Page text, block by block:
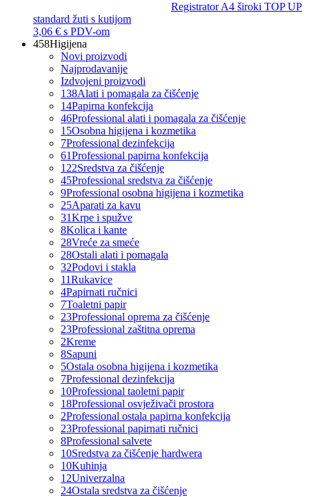
Registrator A4 široki TOP UP
standard žuti s kutijom
3,06 € s PDV-om
458Higijena
Novi proizvodi
Najprodavanije
Izdvojeni proizvodi
138Alati i pomagala za čišćenje
14Papirna konfekcija
46Professional alati i pomagala za čišćenje
15Osobna higijena i kozmetika
7Professional dezinfekcija
61Professional papirna konfekcija
122Sredstva za čišćenje
45Professional sredstva za čišćenje
9Professional osobna higijena i kozmetika
25Aparati za kavu
31Krpe i spužve
8Kolica i kante
28Vreće za smeće
28Ostali alati i pomagala
32Podovi i stakla
11Rukavice
4Papirnati ručnici
7Toaletni papir
23Professional oprema za čišćenje
23Professional zaštitna oprema
2Kreme
8Sapuni
5Ostala osobna higijena i kozmetika
7Professional dezinfekcija
10Professional taoletni papir
18Professional osvježivači prostora
2Professional ostala papirna konfekcija
23Professional papirnati ručnici
8Professional salvete
10Sredstva za čišćenje hardwera
10Kuhinja
12Univerzalna
24Ostala sredstva za čišćenje